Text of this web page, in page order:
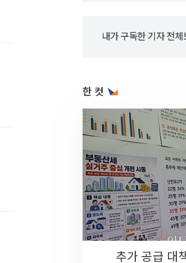
내가 구독한 기자 전체
한 컷
추가 공급 대